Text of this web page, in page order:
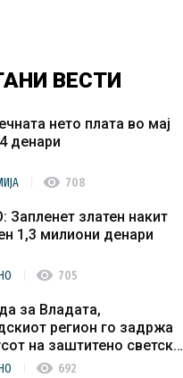
ВЕСТИ
нето плата во мај
денари
visibility 708
Запленет златен накит
1,3 милиони денари
visibility 705
за Владата,
регион го задржа
на заштитено светско
наследство
visibility 692